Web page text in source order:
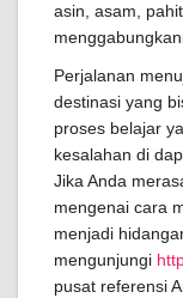
asin, asam,
Perjalanan
destinasi yang
proses belajar
kesalahan di
Jika Anda
mengenai cara
menjadi
mengunjungi
pusat referensi